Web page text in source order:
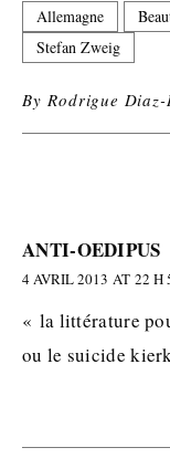
Allemagne
Stefan Zweig
ByRodrigue Diaz-
ANTI-OEDIPUS
4 AVRIL 2013 AT 22 H
« la littérature
ou le suicide